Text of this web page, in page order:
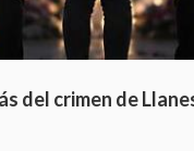
del crimen de